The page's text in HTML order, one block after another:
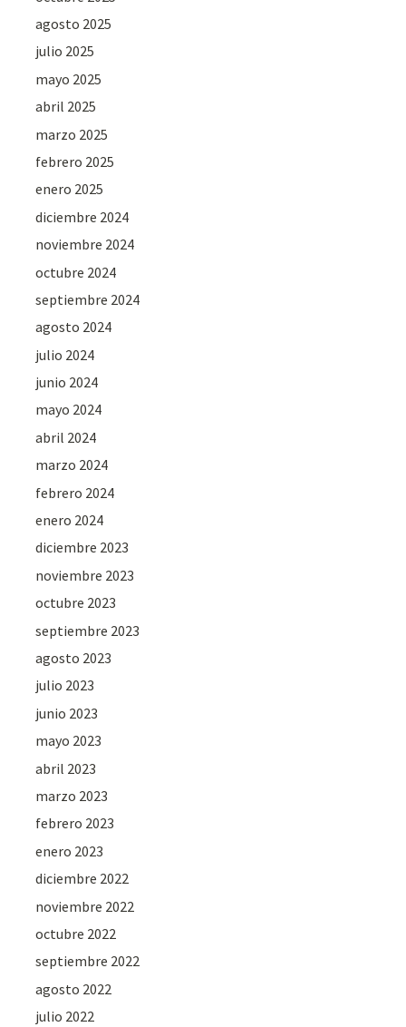
agosto 2025
julio 2025
mayo 2025
abril 2025
marzo 2025
febrero 2025
enero 2025
diciembre 2024
noviembre 2024
octubre 2024
septiembre 2024
agosto 2024
julio 2024
junio 2024
mayo 2024
abril 2024
marzo 2024
febrero 2024
enero 2024
diciembre 2023
noviembre 2023
octubre 2023
septiembre 2023
agosto 2023
julio 2023
junio 2023
mayo 2023
abril 2023
marzo 2023
febrero 2023
enero 2023
diciembre 2022
noviembre 2022
octubre 2022
septiembre 2022
agosto 2022
julio 2022